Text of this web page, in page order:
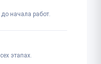
начала работ.
этапах.